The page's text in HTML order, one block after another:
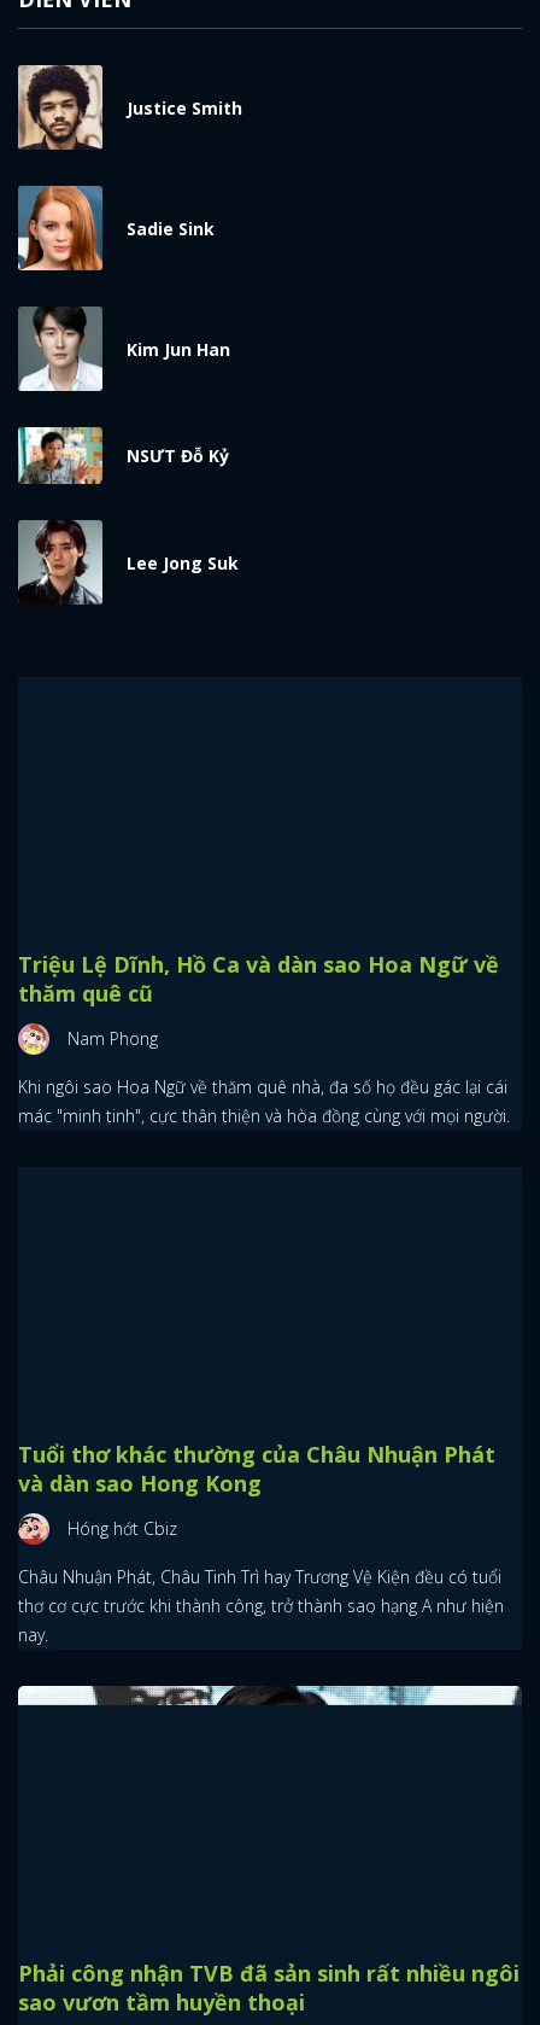
Justice Smith
Sadie Sink
Kim Jun Han
NSƯT Đỗ Kỷ
Lee Jong Suk
Triệu Lệ Dĩnh, Hồ Ca và dàn sao Hoa Ngữ về
thăm quê cũ
Nam Phong
Khi ngôi sao Hoa Ngữ về thăm quê nhà, đa số họ đều gác lại cái
mác "minh tinh", cực thân thiện và hòa đồng cùng với mọi người.
Tuổi thơ khác thường của Châu Nhuận Phát
và dàn sao Hong Kong
Hóng hớt Cbiz
Châu Nhuận Phát, Châu Tinh Trì hay Trương Vệ Kiện đều có tuổi
thơ cơ cực trước khi thành công, trở thành sao hạng A như hiện
nay.
Phải công nhận TVB đã sản sinh rất nhiều ngôi
sao vươn tầm huyền thoại